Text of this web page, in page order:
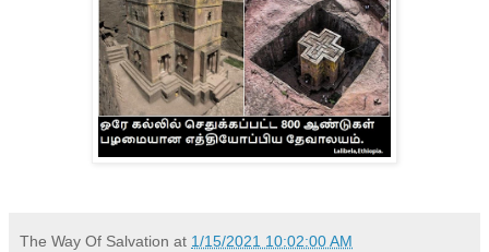
The Way Of Salvation at 1/15/2021 10:02:00 AM